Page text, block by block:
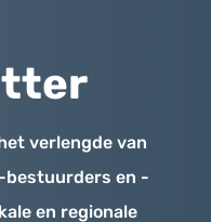
verlengde van
bestuurders en -
en regionale